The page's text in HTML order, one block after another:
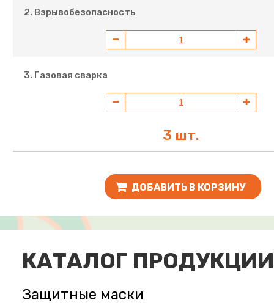
2. Взрывобезопасность
3. Газовая сварка
3 шт.
ДОБАВИТЬ В КОРЗИНУ
КАТАЛОГ ПРОДУКЦИИ
Защитные маски